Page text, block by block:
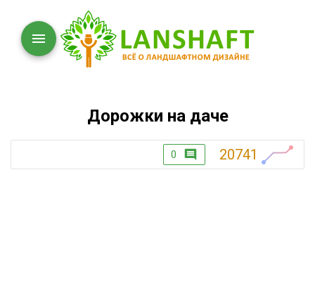
Дорожки на даче
0 20741